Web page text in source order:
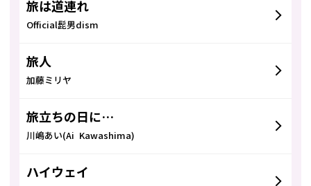
旅は道連れ
Official髭男dism
旅人
加藤ミリヤ
旅立ちの日に…
川嶋あい(Ai Kawashima)
ハイウェイ